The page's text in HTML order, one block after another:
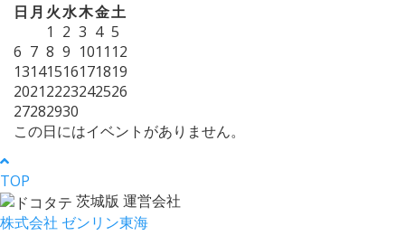
日 月 火水木金土
1 2 3 4 5
6 7 8 9 1011 12
13141516171819
20212223242526
27282930
この日にはイベントがありません。
TOP
茨城版 運営会社
株式会社 ゼンリン東海